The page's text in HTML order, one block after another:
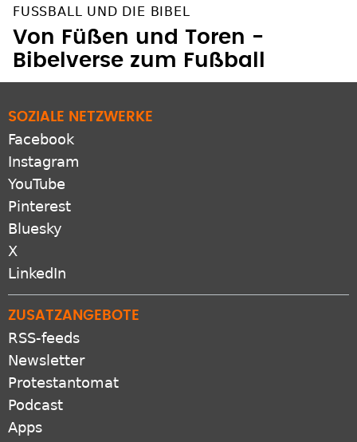
FUSSBALL UND DIE BIBEL
Von Füßen und Toren -
Bibelverse zum Fußball
SOZIALE NETZWERKE
Facebook
Instagram
YouTube
Pinterest
Bluesky
X
LinkedIn
ZUSATZANGEBOTE
RSS-feeds
Newsletter
Protestantomat
Podcast
Apps